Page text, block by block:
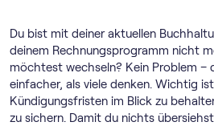
Du bist mit deiner aktuellen
deinem Rechnungs­programm nicht
möchtest wechseln? Kein Problem –
einfacher, als viele denken. Wichtig
Kündigungsfristen im Blick zu
zu sichern. Damit du nichts